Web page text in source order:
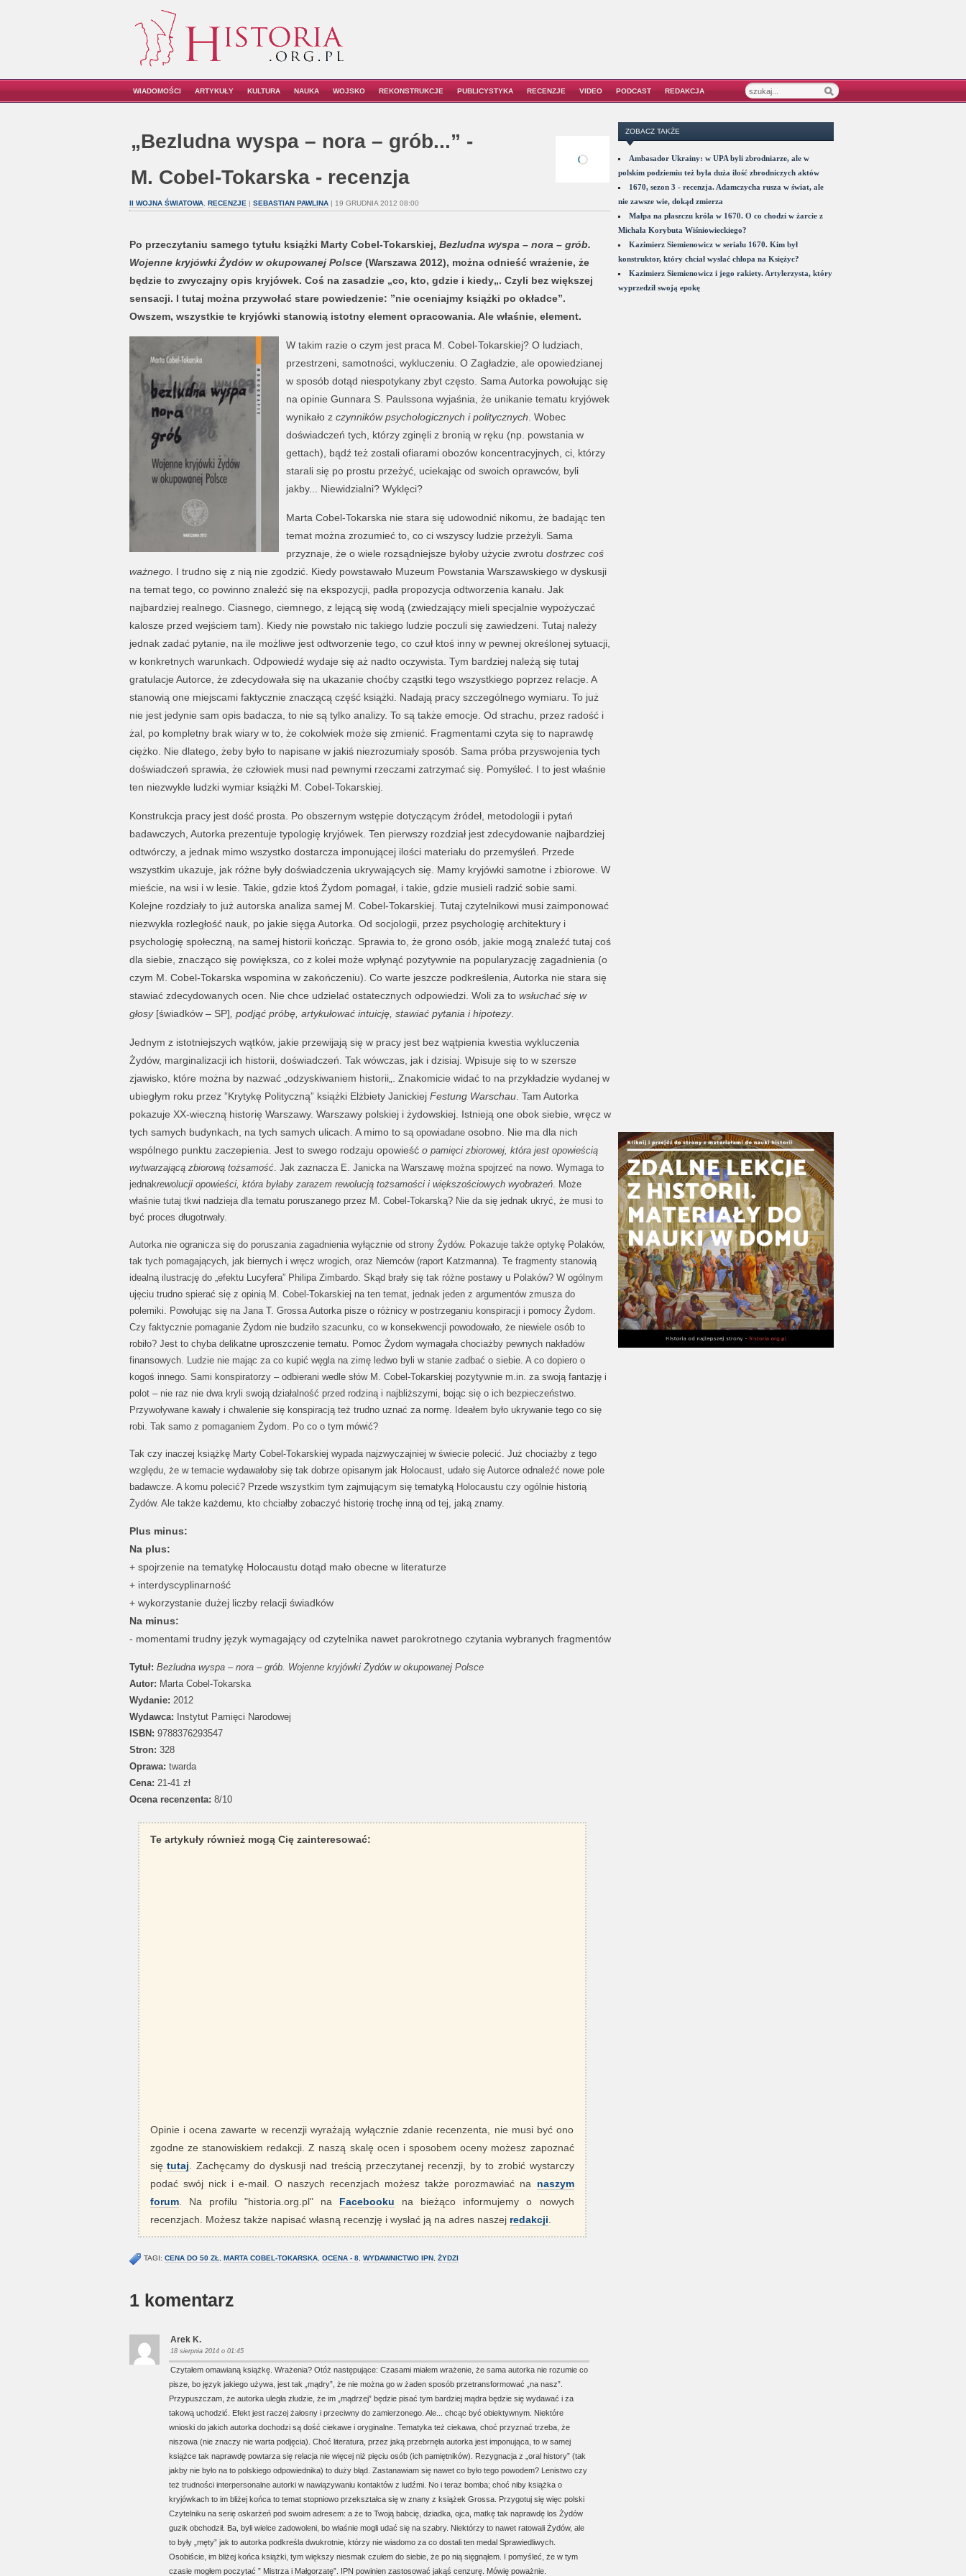
WIADOMOŚCI ARTYKUŁY KULTURA NAUKA WOJSKO REKONSTRUKCJE PUBLICYSTYKA RECENZJE VIDEO PODCAST REDAKCJA
„Bezludna wyspa – nora – grób...” -
M. Cobel-Tokarska - recenzja
II WOJNA ŚWIATOWA, RECENZJE | SEBASTIAN PAWLINA| 19 GRUDNIA 2012 08:00
Po przeczytaniu samego tytułu książki Marty Cobel-Tokarskiej, Bezludna wyspa – nora – grób.
Wojenne kryjówki Żydów w okupowanej Polsce(Warszawa 2012), można odnieść wrażenie, że
będzie to zwyczajny opis kryjówek. Coś na zasadzie „co, kto, gdzie i kiedy„. Czyli bez większej
sensacji. I tutaj można przywołać stare powiedzenie: ”nie oceniajmy książki po okładce”.
Owszem, wszystkie te kryjówki stanowią istotny element opracowania. Ale właśnie, element.
W takim razie o czym jest praca M. Cobel-Tokarskiej? O ludziach,
przestrzeni, samotności, wykluczeniu. O Zagładzie, ale opowiedzianej
w sposób dotąd niespotykany zbyt często. Sama Autorka powołując się
na opinie Gunnara S. Paulssona wyjaśnia, że unikanie tematu kryjówek
wynikało z czynników psychologicznych i politycznych . Wobec
doświadczeń tych, którzy zginęli z bronią w ręku (np. powstania w
gettach), bądź też zostali ofiarami obozów koncentracyjnych, ci, którzy
starali się po prostu przeżyć, uciekając od swoich oprawców, byli
jakby... Niewidzialni? Wyklęci?
Marta Cobel-Tokarska nie stara się udowodnić nikomu, że badając ten
temat można zrozumieć to, co ci wszyscy ludzie przeżyli. Sama
przyznaje, że o wiele rozsądniejsze byłoby użycie zwrotu dostrzec coś
ważnego. I trudno się z nią nie zgodzić. Kiedy powstawało Muzeum Powstania Warszawskiego w dyskusji
na temat tego, co powinno znaleźć się na ekspozycji, padła propozycja odtworzenia kanału. Jak
najbardziej realnego. Ciasnego, ciemnego, z lejącą się wodą (zwiedzający mieli specjalnie wypożyczać
kalosze przed wejściem tam). Kiedy nie powstało nic takiego ludzie poczuli się zawiedzeni. Tutaj należy
jednak zadać pytanie, na ile możliwe jest odtworzenie tego, co czuł ktoś inny w pewnej określonej sytuacji,
w konkretnych warunkach. Odpowiedź wydaje się aż nadto oczywista. Tym bardziej należą się tutaj
gratulacje Autorce, że zdecydowała się na ukazanie choćby cząstki tego wszystkiego poprzez relacje. A
stanowią one miejscami faktycznie znaczącą część książki. Nadają pracy szczególnego wymiaru. To już
nie jest jedynie sam opis badacza, to nie są tylko analizy. To są także emocje. Od strachu, przez radość i
żal, po kompletny brak wiary w to, że cokolwiek może się zmienić. Fragmentami czyta się to naprawdę
ciężko. Nie dlatego, żeby było to napisane w jakiś niezrozumiały sposób. Sama próba przyswojenia tych
doświadczeń sprawia, że człowiek musi nad pewnymi rzeczami zatrzymać się. Pomyśleć. I to jest właśnie
ten niezwykle ludzki wymiar książki M. Cobel-Tokarskiej.
Konstrukcja pracy jest dość prosta. Po obszernym wstępie dotyczącym źródeł, metodologii i pytań
badawczych, Autorka prezentuje typologię kryjówek. Ten pierwszy rozdział jest zdecydowanie najbardziej
odtwórczy, a jednak mimo wszystko dostarcza imponującej ilości materiału do przemyśleń. Przede
wszystkim ukazuje, jak różne były doświadczenia ukrywających się. Mamy kryjówki samotne i zbiorowe. W
mieście, na wsi i w lesie. Takie, gdzie ktoś Żydom pomagał, i takie, gdzie musieli radzić sobie sami.
Kolejne rozdziały to już autorska analiza samej M. Cobel-Tokarskiej. Tutaj czytelnikowi musi zaimponować
niezwykła rozległość nauk, po jakie sięga Autorka. Od socjologii, przez psychologię architektury i
psychologię społeczną, na samej historii kończąc. Sprawia to, że grono osób, jakie mogą znaleźć tutaj coś
dla siebie, znacząco się powiększa, co z kolei może wpłynąć pozytywnie na popularyzację zagadnienia (o
czym M. Cobel-Tokarska wspomina w zakończeniu). Co warte jeszcze podkreślenia, Autorka nie stara się
stawiać zdecydowanych ocen. Nie chce udzielać ostatecznych odpowiedzi. Woli za to wsłuchać się w
głosy[świadków – SP] , podjąć próbę, artykułować intuicję, stawiać pytania i hipotezy.
Jednym z istotniejszych wątków, jakie przewijają się w pracy jest bez wątpienia kwestia wykluczenia
Żydów, marginalizacji ich historii, doświadczeń. Tak wówczas, jak i dzisiaj. Wpisuje się to w szersze
zjawisko, które można by nazwać „odzyskiwaniem historii„. Znakomicie widać to na przykładzie wydanej w
ubiegłym roku przez ”Krytykę Polityczną” książki Elżbiety Janickiej Festung Warschau. Tam Autorka
pokazuje XX-wieczną historię Warszawy. Warszawy polskiej i żydowskiej. Istnieją one obok siebie, wręcz w
tych samych budynkach, na tych samych ulicach. A mimo to są opowiadaneosobno. Nie ma dla nich
wspólnego punktu zaczepienia. Jest to swego rodzaju opowieść opamięci zbiorowej, która jest opowieścią
wytwarzającą zbiorową tożsamość. Jak zaznacza E. Janicka na Warszawę można spojrzeć na nowo. Wymaga to
jednakrewolucji opowieści, która byłaby zarazem rewolucją tożsamości i większościowych wyobrażeń. Może
właśnie tutaj tkwi nadzieja dla tematu poruszanego przez M. Cobel-Tokarską? Nie da się jednak ukryć, że musi to
być proces długotrwały.
Autorka nie ogranicza się do poruszania zagadnienia wyłącznie od strony Żydów. Pokazuje także optykę Polaków,
tak tych pomagających, jak biernych i wręcz wrogich, oraz Niemców (raport Katzmanna). Te fragmenty stanowią
idealną ilustrację do „efektu Lucyfera” Philipa Zimbardo. Skąd brały się tak różne postawy u Polaków? W ogólnym
ujęciu trudno spierać się z opinią M. Cobel-Tokarskiej na ten temat, jednak jeden z argumentów zmusza do
polemiki. Powołując się na Jana T. Grossa Autorka pisze o różnicy w postrzeganiu konspiracji i pomocy Żydom.
Czy faktycznie pomaganie Żydom nie budziło szacunku, co w konsekwencji powodowało, że niewiele osób to
robiło? Jest to chyba delikatne uproszczenie tematu. Pomoc Żydom wymagała chociażby pewnych nakładów
finansowych. Ludzie nie mając za co kupić węgla na zimę ledwo byli w stanie zadbać o siebie. A co dopiero o
kogoś innego. Sami konspiratorzy – odbierani wedle słów M. Cobel-Tokarskiej pozytywnie m.in. za swoją fantazję i
polot – nie raz nie dwa kryli swoją działalność przed rodziną i najbliższymi, bojąc się o ich bezpieczeństwo.
Przywoływane kawały i chwalenie się konspiracją też trudno uznać za normę. Ideałem było ukrywanie tego co się
robi. Tak samo z pomaganiem Żydom. Po co o tym mówić?
Tak czy inaczej książkę Marty Cobel-Tokarskiej wypada najzwyczajniej w świecie polecić. Już chociażby z tego
względu, że w temacie wydawałoby się tak dobrze opisanym jak Holocaust, udało się Autorce odnaleźć nowe pole
badawcze. A komu polecić? Przede wszystkim tym zajmującym się tematyką Holocaustu czy ogólnie historią
Żydów. Ale także każdemu, kto chciałby zobaczyć historię trochę inną od tej, jaką znamy.
Plus minus:
Na plus:
+ spojrzenie na tematykę Holocaustu dotąd mało obecne w literaturze
+ interdyscyplinarność
+ wykorzystanie dużej liczby relacji świadków
Na minus:
- momentami trudny język wymagający od czytelnika nawet parokrotnego czytania wybranych fragmentów
Tytuł: Bezludna wyspa – nora – grób. Wojenne kryjówki Żydów w okupowanej Polsce
Autor: Marta Cobel-Tokarska
Wydanie: 2012
Wydawca: Instytut Pamięci Narodowej
ISBN: 9788376293547
Stron: 328
Oprawa: twarda
Cena: 21-41 zł
Ocena recenzenta: 8/10
Te artykuły również mogą Cię zainteresować:
Opinie i ocena zawarte w recenzji wyrażają wyłącznie zdanie recenzenta, nie musi być ono
zgodne ze stanowiskiem redakcji. Z naszą skalę ocen i sposobem oceny możesz zapoznać
siętutaj . Zachęcamy do dyskusji nad treścią przeczytanej recenzji, by to zrobić wystarczy
podać swój nick i e-mail. O naszych recenzjach możesz także porozmawiać na naszym
forum. Na profilu "historia.org.pl" na Facebooku na bieżąco informujemy o nowych
recenzjach. Możesz także napisać własną recenzję i wysłać ją na adres naszej redakcji
TAGI: CENA DO 50 ZŁ MARTA COBEL-TOKARSKA, OCENA - 8, WYDAWNICTWO IPN, ŻYDZI
1 komentarz
Arek K.
18 sierpnia 2014 o 01:45
Czytałem omawianą książkę. Wrażenia? Otóż następujące: Czasami miałem wrażenie, że sama autorka nie rozumie co
pisze, bo język jakiego używa, jest tak „mądry”, że nie można go w żaden sposób przetransformować „na nasz”.
Przypuszczam, że autorka uległa złudzie, że im „mądrzej” będzie pisać tym bardziej mądra będzie się wydawać i za
takową uchodzić. Efekt jest raczej żałosny i przeciwny do zamierzonego. Ale... chcąc być obiektywnym. Niektóre
wnioski do jakich autorka dochodzi są dość ciekawe i oryginalne. Tematyka też ciekawa, choć przyznać trzeba, że
niszowa (nie znaczy nie warta podjęcia). Choć literatura, przez jaką przebrnęła autorka jest imponująca, to w samej
książce tak naprawdę powtarza się relacja nie więcej niż pięciu osób (ich pamiętników). Rezygnacja z „oral history” (tak
jakby nie było na to polskiego odpowiednika) to duży błąd. Zastanawiam się nawet co było tego powodem? Lenistwo czy
też trudności interpersonalne autorki w nawiązywaniu kontaktów z ludźmi. No i teraz bomba; choć niby książka o
kryjówkach to im bliżej końca to temat stopniowo przekształca się w znany z książek Grossa. Przygotuj się więc polski
Czytelniku na serię oskarżeń pod swoim adresem: a że to Twoją babcię, dziadka, ojca, matkę tak naprawdę los Żydów
guzik obchodził. Ba, byli wielce zadowoleni, bo właśnie mogli udać się na szabry. Niektórzy to nawet ratowali Żydów, ale
to były „męty” jak to autorka podkreśla dwukrotnie, którzy nie wiadomo za co dostali ten medal Sprawiedliwych.
Osobiście, im bliżej końca książki, tym większy niesmak czułem do siebie, że po nią sięgnąłem. I pomyśleć, że w tym
czasie mogłem poczytać ” Mistrza i Małgorzatę”. IPN powinien zastosować jakąś cenzurę. Mówię poważnie.
ZOBACZ TAKŻE
Ambasador Ukrainy: w UPA byli zbrodniarze, ale w
polskim podziemiu też była duża ilość zbrodniczych aktów
1670, sezon 3 - recenzja. Adamczycha rusza w świat, ale
nie zawsze wie, dokąd zmierza
Małpa na płaszczu króla w 1670. O co chodzi w żarcie z
Michała Korybuta Wiśniowieckiego?
Kazimierz Siemienowicz w serialu 1670. Kim był
konstruktor, który chciał wysłać chłopa na Księżyc?
Kazimierz Siemienowicz i jego rakiety. Artylerzysta, który
wyprzedził swoją epokę